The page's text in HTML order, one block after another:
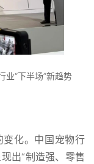
“下半场”新趋势
化。中国宠物行
出“制造强、零售